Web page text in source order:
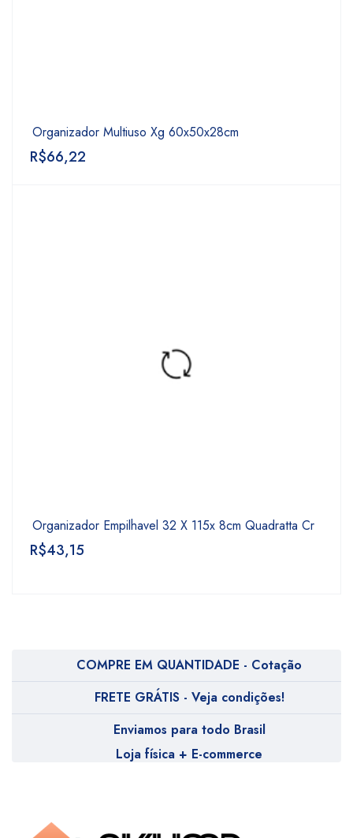
Organizador Multiuso Xg 60x50x28cm
R$66,22
Organizador Empilhavel 32 X 115x 8cm Quadratta Cr
R$43,15
COMPRE EM QUANTIDADE - Cotação
FRETE GRÁTIS - Veja condições!
Enviamos para todo Brasil
Loja física + E-commerce